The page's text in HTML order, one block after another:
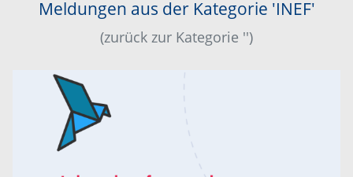
Meldungen aus der Kategorie 'INEF'
(zurück zur Kategorie '')